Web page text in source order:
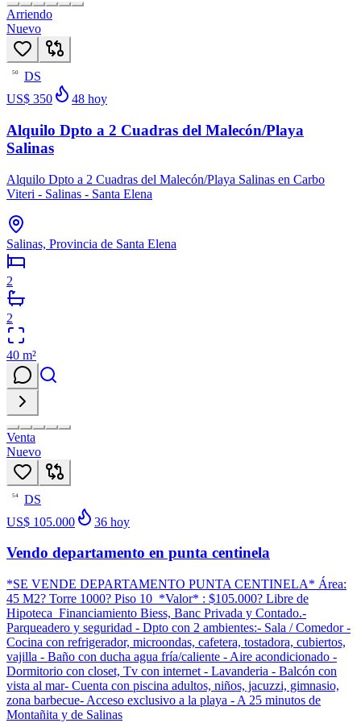
Arriendo
Nuevo
50
DS
US$ 350
48 hoy
Alquilo Dpto a 2 Cuadras del Malecón/Playa
Salinas
Alquilo Dpto a 2 Cuadras del Malecón/Playa Salinas en Carbo
Viteri - Salinas - Santa Elena
Salinas, Provincia de Santa Elena
2
2
40 m²
Venta
Nuevo
54
DS
US$ 105.000
36 hoy
Vendo departamento en punta centinela
*SE VENDE DEPARTAMENTO PUNTA CENTINELA* Área:
45 M2? Torre 1000? Piso 10 *Valor* : $105.000? Libre de
Hipoteca Financiamiento Biess, Banc Privada y Contado.-
Parqueadero y seguridad - Dpto con 2 ambientes:- Sala / Comedor -
Cocina con refrigerador, microondas, cafetera, tostadora, cubiertos,
vajilla - Baño con ducha agua fría/caliente - Aire acondicionado -
Dormitorio con closet, Tv con internet - Lavanderia - Balcón con
vista al mar- Cuenta con piscina adultos, niños, jacuzzi, gimnasio,
zona barbecue- Acceso exclusivo a la playa - A 25 minutos de
Montañita y de Salinas